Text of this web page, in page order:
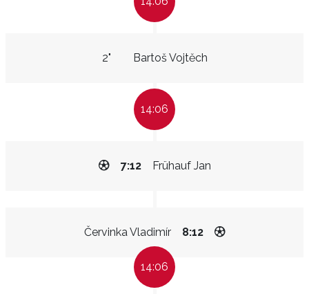
Bartoš Vojtěch
2"
14:06
Frühauf Jan
7:12
Červinka Vladimír 8:12
14:06